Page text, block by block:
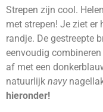
Strepen zijn cool.
met strepen! Je ziet er
randje. De gestreepte
eenvoudig
af met een
natuurlijk navy
hieronder!